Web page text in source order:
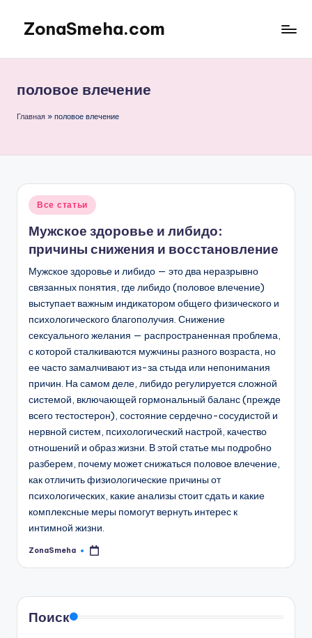
Перейти
содержимому
ZonaSmeha.com
питание
половое влечение
Главная » половое влечение
Опубликовано
Все статьи
Мужское здоровье и либидо:
причины снижения и восстановление
Мужское здоровье и либидо — это два неразрывно
связанных понятия, где либидо (половое влечение)
выступает важным индикатором общего физического и
психологического благополучия. Снижение
сексуального желания — распространенная проблема,
с которой сталкиваются мужчины разного возраста, но
ее часто замалчивают из-за стыда или непонимания
причин. На самом деле, либидо регулируется сложной
системой, включающей гормональный баланс (прежде
всего тестостерон), состояние сердечно-сосудистой и
нервной систем, психологический настрой, качество
отношений и образ жизни. В этой статье мы подробно
разберем, почему может снижаться половое влечение,
как отличить физиологические причины от
психологических, какие анализы стоит сдать и какие
комплексные меры помогут вернуть интерес к
интимной жизни.
Запись
ZonaSmeha
Поиск